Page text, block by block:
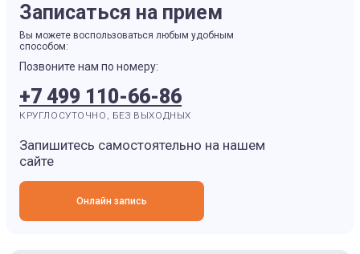
Записаться на прием
Вы можете воспользоваться любым удобным
способом:
Позвоните нам по номеру:
+7 499 110-66-86
КРУГЛОСУТОЧНО, БЕЗ ВЫХОДНЫХ
Запишитесь самостоятельно на нашем
сайте
Онлайн запись